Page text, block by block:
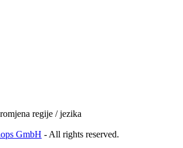
regije / jezika
GmbH - All rights reserved.